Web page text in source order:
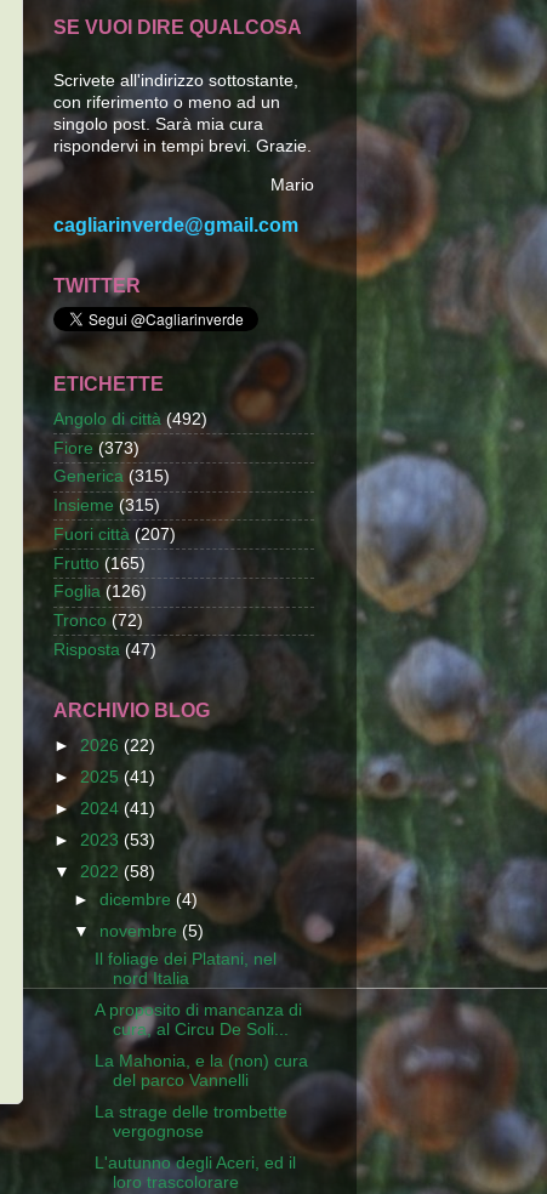
SE VUOI DIRE QUALCOSA
Scrivete all'indirizzo sottostante,
con riferimento o meno ad un
singolo post. Sarà mia cura
rispondervi in tempi brevi. Grazie.
Mario
cagliarinverde@gmail.com
TWITTER
ETICHETTE
Angolo di città (492)
Fiore (373)
Generica (315)
Insieme (315)
Fuori città (207)
Frutto (165)
Foglia (126)
Tronco (72)
Risposta (47)
ARCHIVIO BLOG
► 2026 (22)
►2025 (41)
► 2024 (41)
► 2023 (53)
▼ 2022 (58)
►dicembre(4)
▼ novembre(5)
Il foliage dei Platani, nel
nord Italia
A proposito di mancanza di
cura, al Circu De Soli...
La Mahonia, e la (non) cura
del parco Vannelli
La strage delle trombette
vergognose
L'autunno degli Aceri, ed il
loro trascolorare